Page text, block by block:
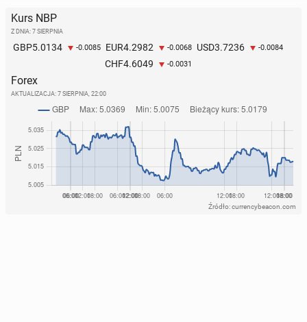
Kurs NBP
Z DNIA: 7 SIERPNIA
GBP5.0134 -0.0085 EUR4.2982 -0.0068 USD3.7236 -0.0084
CHF4.6049 -0.0031
Forex
AKTUALIZACJA: 7 SIERPNIA, 22:00
Źródło: currencybeacon.com